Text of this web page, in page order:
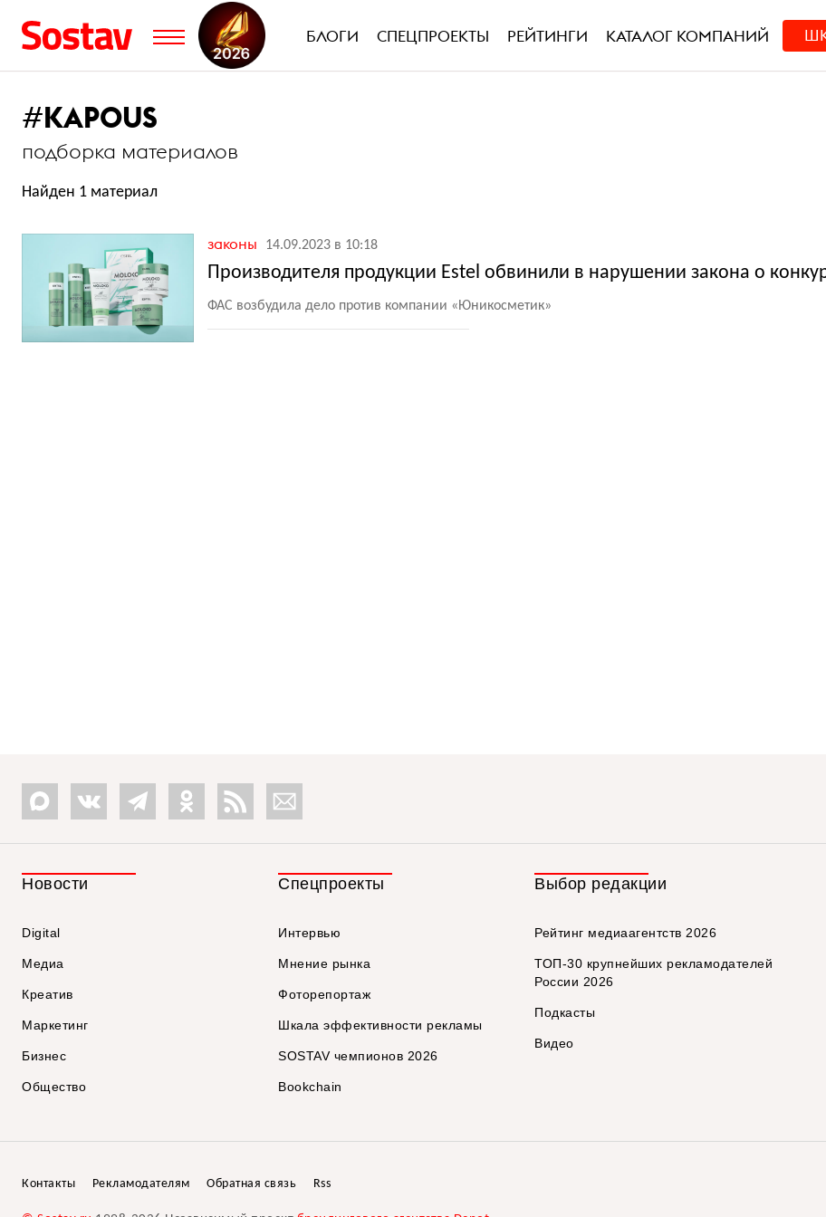
БЛОГИ СПЕЦПРОЕКТЫ РЕЙТИНГИ КАТАЛОГ КОМПАНИЙ
#KAPOUS
подборка материалов
Найден 1 материал
законы 14.09.2023 в 10:18
Производителя продукции Estel обвинили в нарушении закона о
ФАС возбудила дело против компании «Юникосметик»
Новости
Digital
Медиа
Креатив
Маркетинг
Бизнес
Общество
Спецпроекты
Интервью
Мнение рынка
Фоторепортаж
Шкала эффективности рекламы
SOSTAV чемпионов 2026
Bookchain
Выбор редакции
Рейтинг медиаагентств 2026
ТОП-30 крупнейших рекламодателей
России 2026
Подкасты
Видео
Контакты Рекламодателям Обратная связь Rss